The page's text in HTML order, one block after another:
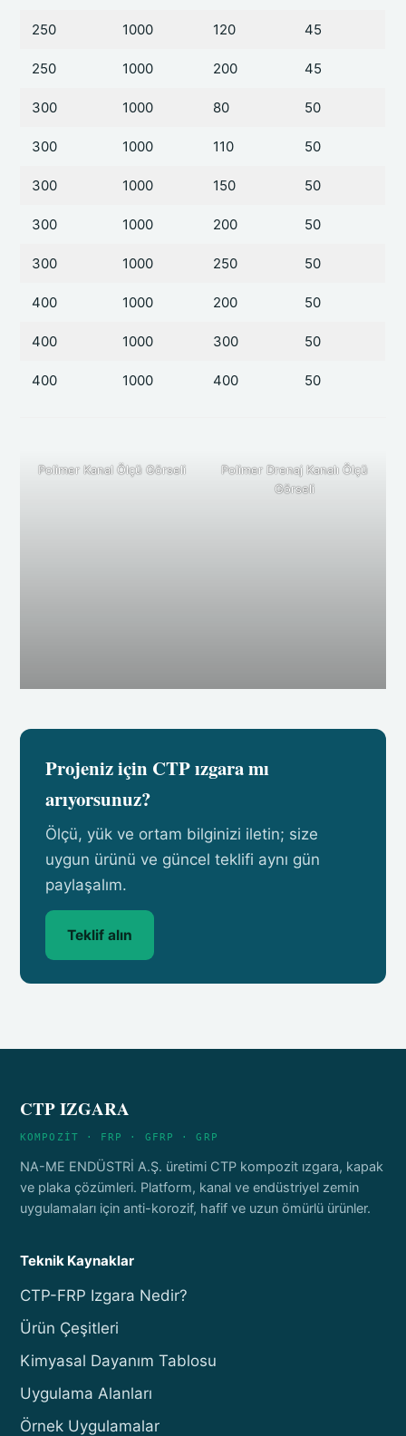
250 1000 120 45
250 1000 200 45
300 1000 80 50
300 1000 110 50
300 1000 150 50
300 1000 200 50
300 1000 250 50
400 1000 200 50
400 1000 300 50
400 1000 400 50
Polimer Kanal Ölçü Görseli
Polimer Drenaj Kanalı Ölçü
Görseli
Projeniz için CTP ızgara mı
arıyorsunuz?
Ölçü, yük ve ortam bilginizi iletin; size
uygun ürünü ve güncel teklifi aynı gün
paylaşalım.
Teklif alın
CTP IZGARA
KOMPOZİT · FRP · GFRP · GRP
NA-ME ENDÜSTRİ A.Ş. üretimi CTP kompozit ızgara, kapak
ve plaka çözümleri. Platform, kanal ve endüstriyel zemin
uygulamaları için anti-korozif, hafif ve uzun ömürlü ürünler.
Teknik Kaynaklar
CTP-FRP Izgara Nedir?
Ürün Çeşitleri
Kimyasal Dayanım Tablosu
Uygulama Alanları
Örnek Uygulamalar